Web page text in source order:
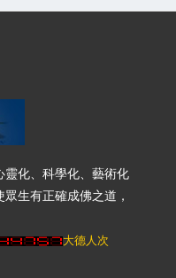
靈化、科學化、藝術化
生有正確成佛之道，
大德人次